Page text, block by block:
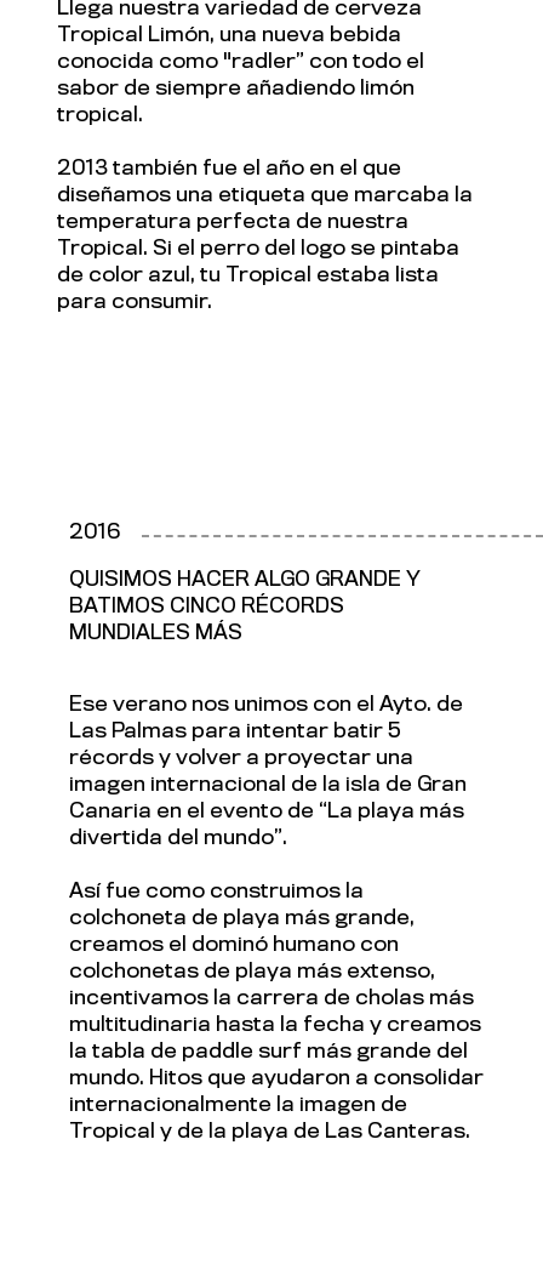
Llega nuestra variedad de cerveza
Tropical Limón, una nueva bebida
conocida como "radler” con todo el
sabor de siempre añadiendo limón
tropical.
2013 también fue el año en el que
diseñamos una etiqueta que marcaba la
temperatura perfecta de nuestra
Tropical. Si el perro del logo se pintaba
de color azul, tu Tropical estaba lista
para consumir.
QUISIMOS HACER ALGO GRANDE Y
BATIMOS CINCO RÉCORDS
MUNDIALES MÁS
2016
Ese verano nos unimos con el Ayto. de
Las Palmas para intentar batir 5
récords y volver a proyectar una
imagen internacional de la isla de Gran
Canaria en el evento de “La playa más
divertida del mundo”.
Así fue como construimos la
colchoneta de playa más grande,
creamos el dominó humano con
colchonetas de playa más extenso,
incentivamos la carrera de cholas más
multitudinaria hasta la fecha y creamos
la tabla de paddle surf más grande del
mundo. Hitos que ayudaron a consolidar
internacionalmente la imagen de
Tropical y de la playa de Las Canteras.